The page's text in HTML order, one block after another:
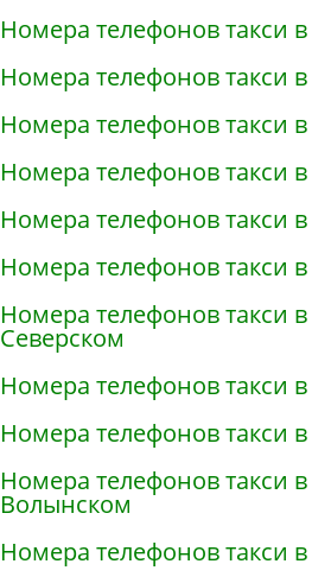
Номера телефонов такси
Номера телефонов такси
Номера телефонов такси
Номера телефонов такси
Номера телефонов такси
Номера телефонов такси
Номера телефонов такси
Северском
Номера телефонов такси
Номера телефонов такси
Номера телефонов такси
Волынском
Номера телефонов такси